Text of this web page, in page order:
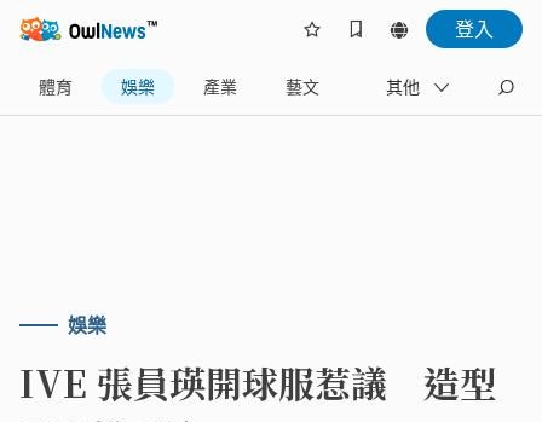
登入
體育 娛樂 產業 藝文 地方
其他
娛樂
IVE 張員瑛開球服惹議 造型